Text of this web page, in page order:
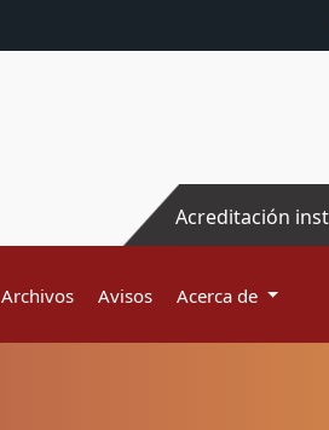
Acreditación
Archivos Avisos Acerca de